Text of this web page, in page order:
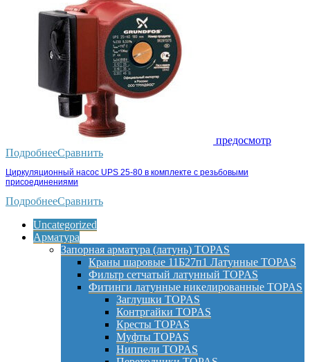
предосмотр
ПодробнееСравнить
Циркуляционный насос UPS 25-80 в комплекте с резьбовыми
присоединениями
ПодробнееСравнить
Uncategorized
Арматура
Запорная арматура (латунь) TOPAS
Краны шаровые 11Б27п1 Латунные TOPAS
Фильтр сетчатый латунный TOPAS
Фитинги латунные никелированные TOPAS
Заглушки TOPAS
Контргайки TOPAS
Кресты TOPAS
Муфты TOPAS
Ниппели TOPAS